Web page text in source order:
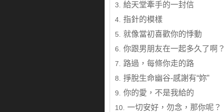
3. 給天堂牽手的一封信
4. 指針的模樣
5. 就像當初喜歡你的悸動
6. 你跟男朋友在一起多久了啊？
7. 路過，每條你走的路
8. 掙脫生命幽谷-感謝有“妳”
9. 你的愛，不是我給的
10. 一切安好，勿念，那你呢？